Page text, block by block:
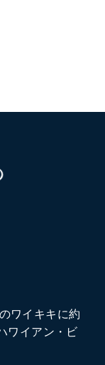
ワイキキに約
ワイアン・ビ